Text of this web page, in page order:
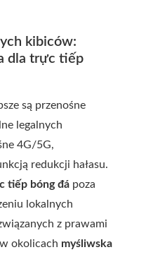
kibiców:
dla trực tiếp
są przenośne
legalnych
4G/5G,
redukcji hałasu.
tiếp bóng đá poza
lokalnych
z prawami
okolicach myśliwska